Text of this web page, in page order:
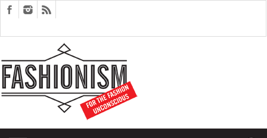
EDITORIALS
COUPLES
THERAPY
SARTORIAGRAM